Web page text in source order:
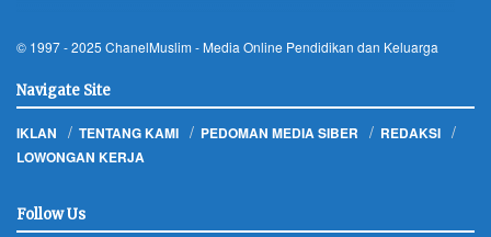
© 1997 - 2025 ChanelMuslim - Media Online Pendidikan dan Keluarga
Navigate Site
IKLAN TENTANG KAMI PEDOMAN MEDIA SIBER
REDAKSI
LOWONGAN KERJA
Follow Us